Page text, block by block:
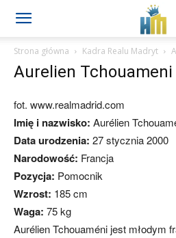
Strona główna Kadra Realu Madryt
Aurelien Tchouameni
fot. www.realmadrid.com
Imię i nazwisko: Aurélien
Data urodzenia: 27 stycznia 2000
Narodowość: Francja
Pozycja: Pomocnik
Wzrost: 185 cm
Waga: 75 kg
Aurélien Tchouaméni jest młodym